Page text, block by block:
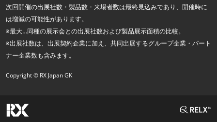
次回開催の出展社数・製品数・来場者数は最終見込みであり、開催時に
は増減の可能性があります。
※最大…同種の展示会との出展社数および製品展示面積の比較。
※出展社数は、出展契約企業に加え、共同出展するグループ企業・パート
ナー企業数も含みます。
Copyright © RX Japan GK